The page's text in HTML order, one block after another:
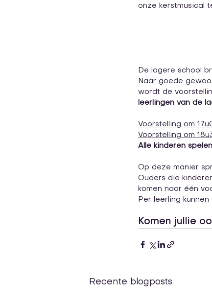
onze kerstmusical
De lagere school
Naar goede
wordt de
leerlingen van de
Voorstelling om
Voorstelling om
Alle kinderen
Op deze manier
Ouders die
komen naar één
Per leerling
Komen jullie
Recente blogposts